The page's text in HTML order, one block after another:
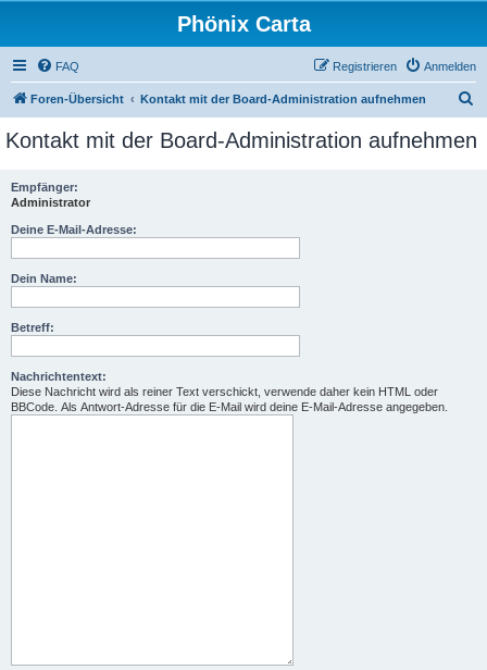
Phönix Carta
FAQ Anmelden
Registrieren
Foren-Übersicht Kontakt mit der Board-Administration aufnehmen
c
Kontakt mit der Board-Administration aufnehmen
Empfänger:
Administrator
Deine E-Mail-Adresse:
Dein Name:
Betreff:
Nachrichtentext:
Diese Nachricht wird als reiner Text verschickt, verwende daher kein HTML oder
BBCode. Als Antwort-Adresse für die E-Mail wird deine E-Mail-Adresse angegeben.